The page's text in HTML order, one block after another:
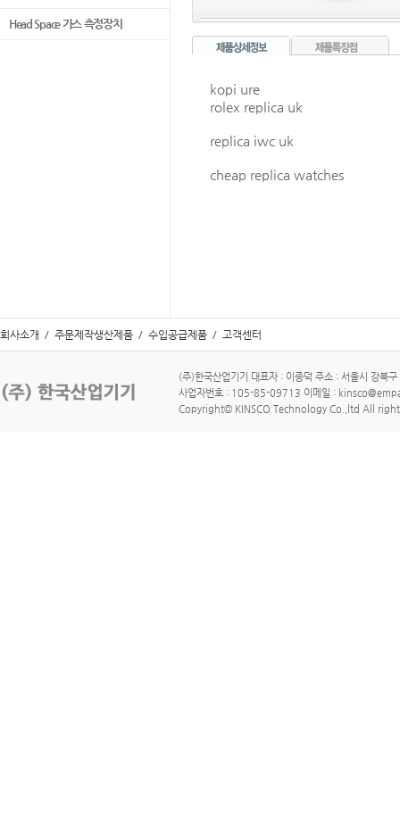
Head Space 가스 측정장치
kopi ure
rolex replica uk
replica iwc uk
cheap replica watches
회사소개 / 주문제작생산제품 / 수입공급제품 / 고객센터
(주)한국산업기기 대표자 : 이종덕 주소 : 서울시
사업자번호 : 105-85-09713 이메일 :
Copyright© KINSCO Technology Co.,ltd All